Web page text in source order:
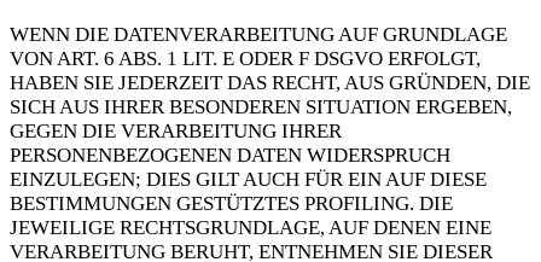
WENN DIE DATENVERARBEITUNG AUF GRUNDLAGE
VON ART. 6 ABS. 1 LIT. E ODER F DSGVO ERFOLGT,
HABEN SIE JEDERZEIT DAS RECHT, AUS GRÜNDEN, DIE
SICH AUS IHRER BESONDEREN SITUATION ERGEBEN,
GEGEN DIE VERARBEITUNG IHRER
PERSONENBEZOGENEN DATEN WIDERSPRUCH
EINZULEGEN; DIES GILT AUCH FÜR EIN AUF DIESE
BESTIMMUNGEN GESTÜTZTES PROFILING. DIE
JEWEILIGE RECHTSGRUNDLAGE, AUF DENEN EINE
VERARBEITUNG BERUHT, ENTNEHMEN SIE DIESER